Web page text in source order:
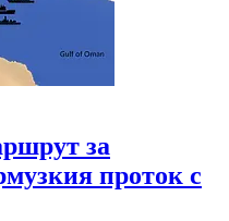
за
проток с